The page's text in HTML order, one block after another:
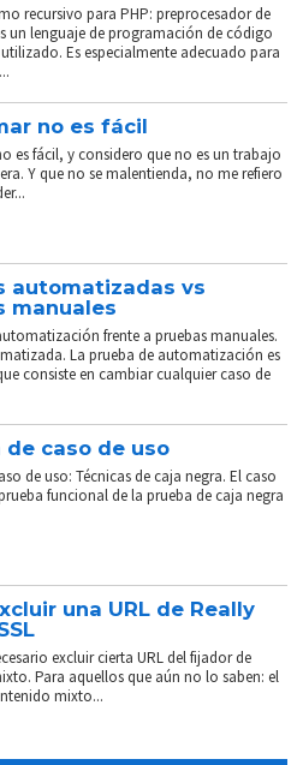
recursivo para PHP: preprocesador de
un lenguaje de programación de código
Es especialmente adecuado para
no es fácil
es fácil, y considero que no es un trabajo
Y que no se malentienda, no me refiero
automatizadas vs
manuales
frente a pruebas manuales.
La prueba de automatización es
consiste en cambiar cualquier caso de
de caso de uso
de uso: Técnicas de caja negra. El caso
funcional de la prueba de caja negra
una URL de Really
excluir cierta URL del fijador de
Para aquellos que aún no lo saben: el
mixto...